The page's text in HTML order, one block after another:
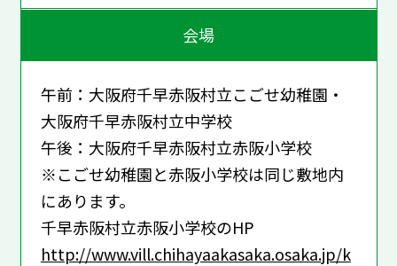
会場
午前：大阪府千早赤阪村立こごせ幼稚園・
大阪府千早赤阪村立中学校
午後：大阪府千早赤阪村立赤阪小学校
※こごせ幼稚園と赤阪小学校は同じ敷地内
にあります。
千早赤阪村立赤阪小学校のHP
http://www.vill.chihayaakasaka.osaka.jp/k